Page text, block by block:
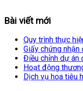
Bài viết mới
Quy trình thực
Giấy chứng
Điều chỉnh dự án
Hoạt động
Dịch vụ hoa tiêu